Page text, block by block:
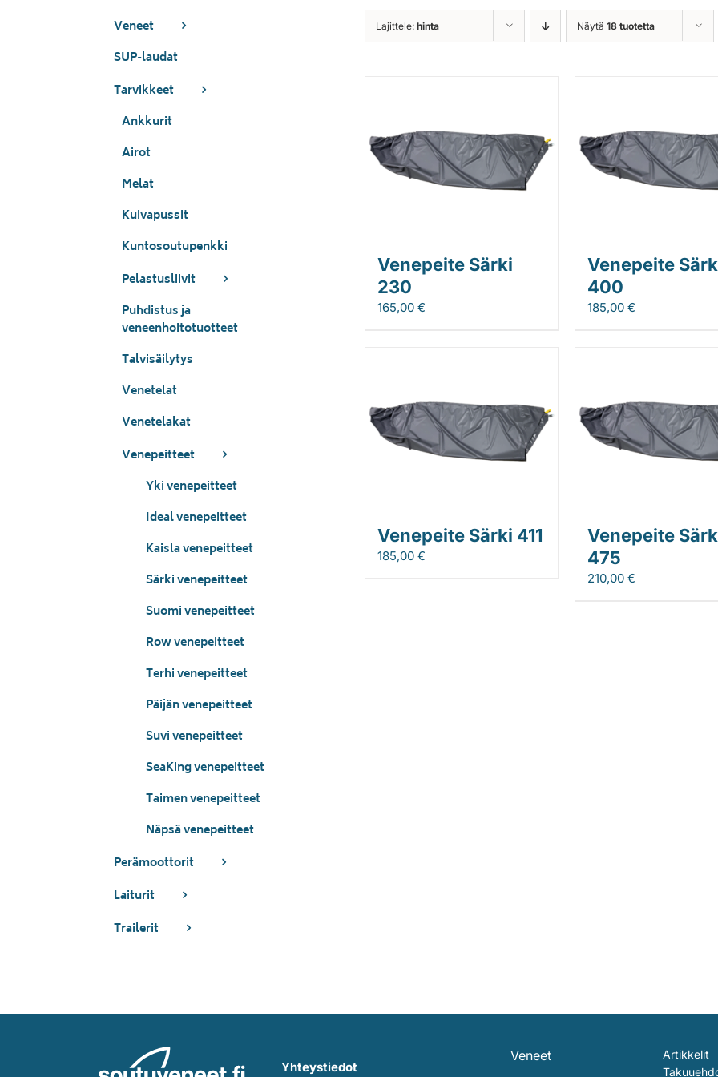
Lajittele: hinta Näytä 18 tuotetta
Venepeite Särki
230
165,00 €
Venepeite
400
185,00€
Venepeite Särki 411
185,00 €
Venepeite
475
210,00€
Veneet
SUP-laudat
Tarvikkeet
Ankkurit
Airot
Melat
Kuivapussit
Kuntosoutupenkki
Pelastusliivit
Puhdistus ja
veneenhoitotuotteet
Talvisäilytys
Venetelat
Venetelakat
Venepeitteet
Yki venepeitteet
Ideal venepeitteet
Kaisla venepeitteet
Särki venepeitteet
Suomi venepeitteet
Row venepeitteet
Terhi venepeitteet
Päijän venepeitteet
Suvi venepeitteet
SeaKing venepeitteet
Taimen venepeitteet
Näpsä venepeitteet
Perämoottorit
Laiturit
Trailerit
Yhteystiedot
Veneet
Artikkelit